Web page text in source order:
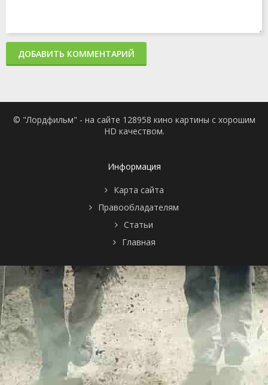
ДОБАВИТЬ КОММЕНТАРИЙ
© "Лордфильм" - на сайте 128958 кино картины с хорошим
HD качеством.
Информация
Карта сайта
Правообладателям
Статьи
Главная